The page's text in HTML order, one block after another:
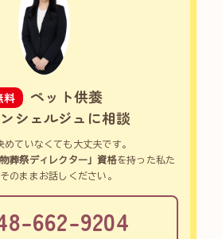
料
ペット供養
シェルジュに相談
めていなくても大丈夫です。
物葬祭ディレクター」資格を持った私た
のままお話しください。
662-9204